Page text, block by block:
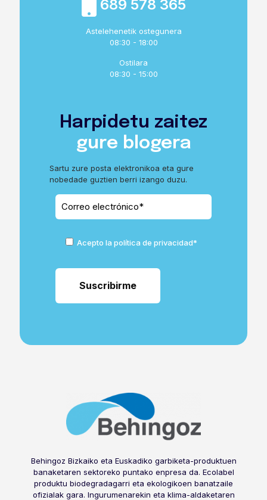
689 578 365
Astelehenetik ostegunera
08:30 - 18:00
Ostilara
08:30 - 15:00
Harpidetu zaitez
gure blogera
Sartu zure posta elektronikoa eta gure
nobedade guztien berri izango duzu.
Acepto la política de privacidad*
Behingoz Bizkaiko eta Euskadiko garbiketa-produktuen
banaketaren sektoreko puntako enpresa da. Ecolabel
produktu biodegradagarri eta ekologikoen banatzaile
ofizialak gara. Ingurumenarekin eta klima-aldaketaren